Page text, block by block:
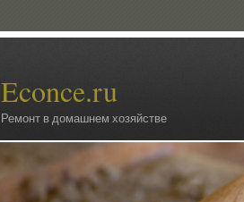
Econce.ru
Ремонт в домашнем хозяйстве